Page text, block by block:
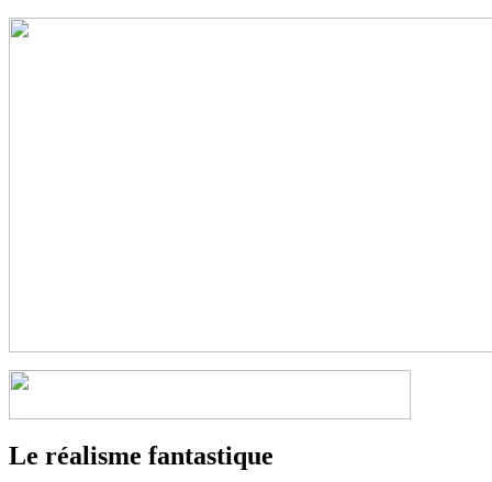
Le réalisme fantastique